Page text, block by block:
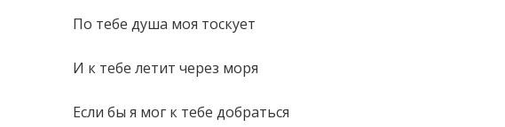
По тебе душа моя тоскует
И к тебе летит через моря
Если бы я мог к тебе добраться